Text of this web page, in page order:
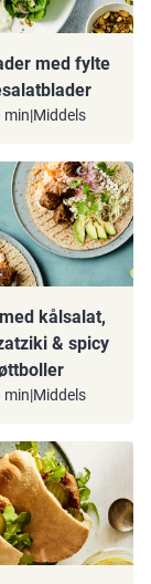
med fylte
min|Middels
kålsalat,
& spicy
min|Middels